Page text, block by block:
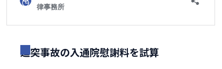
追突事故の入通院慰謝料を試算